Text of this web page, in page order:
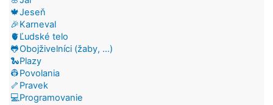
🍁Jeseň
🎉Karneval
🫀Ľudské telo
🐸Obojživelníci (žaby, ...)
🐍Plazy
👷Povolania
🦴Pravek
💻Programovanie